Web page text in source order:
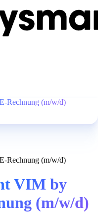
Rechnung (m/w/d)
Rechnung (m/w/d)
VIM by
(m/w/d)